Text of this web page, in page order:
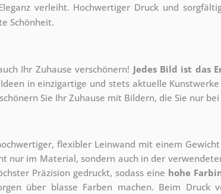
verleiht. Hochwertiger Druck und
Schönheit.
Ihr Zuhause verschönern! Jedes Bild ist das
in einzigartige und stets aktuelle
Sie Ihr Zuhause mit Bildern, die Sie nur
flexibler Leinwand mit einem
nur im Material, sondern auch in der
Präzision gedruckt, sodass eine hohe
über blasse Farben machen. Beim Druck